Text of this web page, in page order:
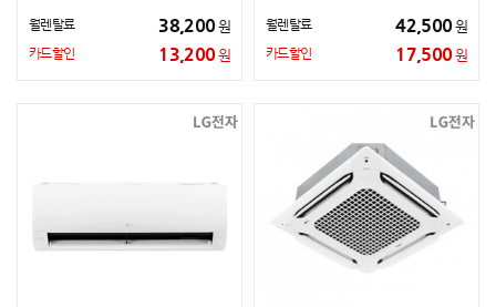
월렌탈료 38,200원
카드할인 13,200원
월렌탈료 42,500원
카드할인 17,500원